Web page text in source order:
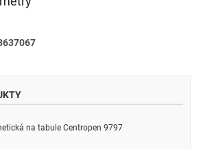
na tabule Centropen 9797